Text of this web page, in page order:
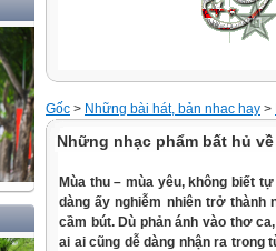
Gốc > Những bài hát, bản nhac hay >
Những nhạc phẩm bất hủ
Mùa thu – mùa yêu, không biết
dàng ấy nghiễm nhiên trở thành
cầm bút. Dù phản ánh vào thơ
ai ai cũng dễ dàng nhận ra